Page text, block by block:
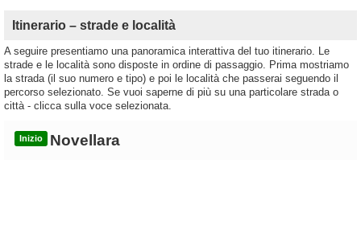
Itinerario – strade e località
A seguire presentiamo una panoramica interattiva del tuo itinerario. Le
strade e le località sono disposte in ordine di passaggio. Prima mostriamo
la strada (il suo numero e tipo) e poi le località che passerai seguendo il
percorso selezionato. Se vuoi saperne di più su una particolare strada o
città - clicca sulla voce selezionata.
Inizio Novellara